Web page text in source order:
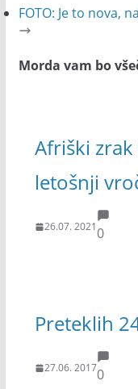
FOTO: Je to nova,
Morda vam bo
Afriški
letošnji
26.07. 20210
Preteklih
27.06. 20170